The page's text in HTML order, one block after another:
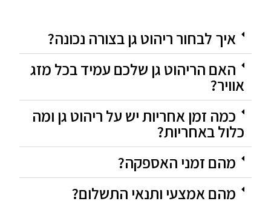
איך לבחור ריהוט גן בצורה נכונה?
האם הריהוט גן שלכם עמיד בכל מזג
אוויר?
כמה זמן אחריות יש על ריהוט גן ומה
כלול באחריות?
מהם זמני האספקה?
מהם אמצעי ותנאי התשלום?